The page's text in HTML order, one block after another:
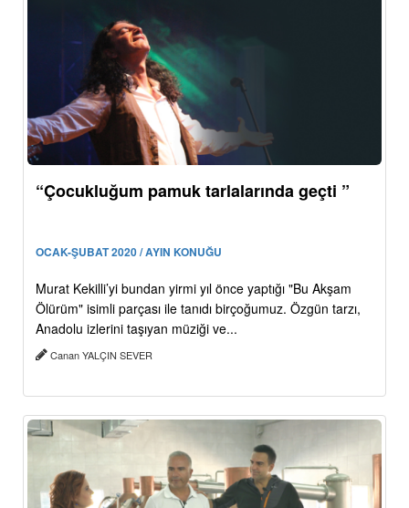
“Çocukluğum pamuk tarlalarında geçti ”
OCAK-ŞUBAT 2020 / AYIN KONUĞU
Murat Kekilli’yi bundan yirmi yıl önce yaptığı "Bu Akşam
Ölürüm" isimli parçası ile tanıdı birçoğumuz. Özgün tarzı,
Anadolu izlerini taşıyan müziği ve...
Canan YALÇIN SEVER